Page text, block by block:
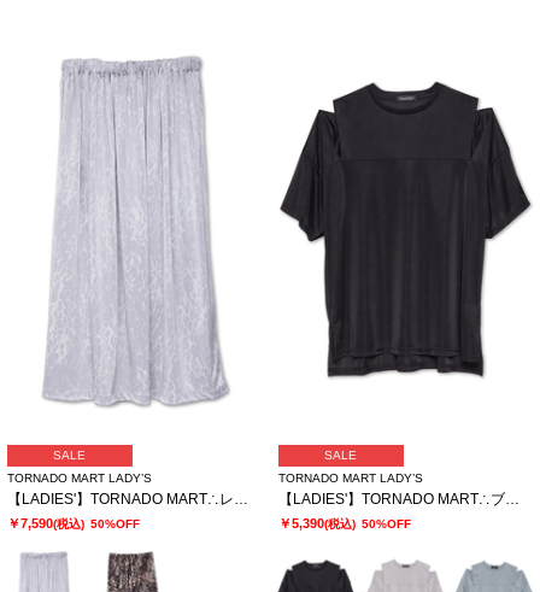
SALE
TORNADO MART LADY’S
【LADIES'】TORNADO MART∴レオパードプリントイージースカート
￥7,590(税込) 50%OFF
SALE
TORNADO MART LADY’S
【LADIES'】TORNADO MART∴ブライトスムーススリットオーバーTシャツ
￥5,390(税込) 50%OFF